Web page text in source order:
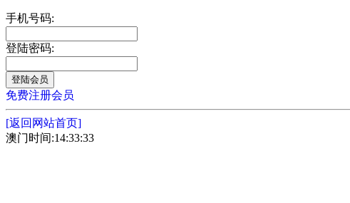
手机号码:
登陆密码:
免费注册会员
[返回网站首页]
澳门时间:14:33:33